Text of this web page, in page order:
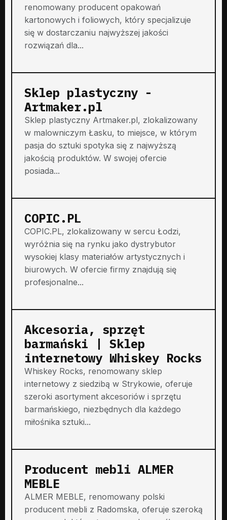
renomowany producent opakowań
kartonowych i foliowych, który specjalizuje
się w dostarczaniu najwyższej jakości
rozwiązań dla...
Sklep plastyczny -
Artmaker.pl
Sklep plastyczny Artmaker.pl, zlokalizowany
w malowniczym Łasku, to miejsce, w którym
pasja do sztuki spotyka się z najwyższą
jakością produktów. W swojej ofercie
posiada...
COPIC.PL
COPIC.PL, zlokalizowany w sercu Łodzi,
wyróżnia się na rynku jako dystrybutor
wysokiej klasy materiałów artystycznych i
biurowych. W ofercie firmy znajdują się
profesjonalne...
Akcesoria, sprzęt
barmański | Sklep
internetowy Whiskey Rocks
Whiskey Rocks, renomowany sklep
internetowy z siedzibą w Strykowie, oferuje
szeroki asortyment akcesoriów i sprzętu
barmańskiego, niezbędnych dla każdego
miłośnika sztuki...
Producent mebli ALMER
MEBLE
ALMER MEBLE, renomowany polski
producent mebli z Radomska, oferuje szeroką